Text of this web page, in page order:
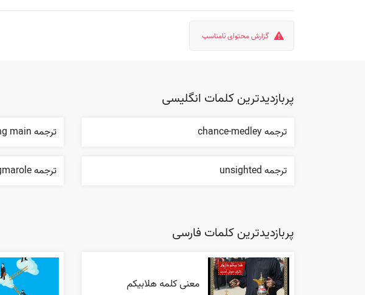
گزارش محتوای نامناسب
پربازدیدترین کلمات انگلیسی
ترجمه chance-medley ترجمه ring main
ترجمه unsighted ترجمه rigmarole
پربازدیدترین کلمات فارسی
معنی کلمه هلابیکم